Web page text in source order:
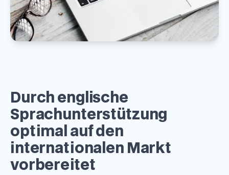
Durch englische
Sprachunterstützung
optimal auf den
internationalen Markt
vorbereitet